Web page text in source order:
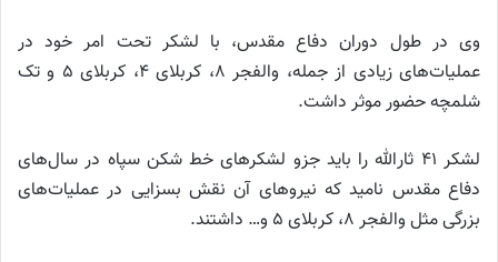
وی در طول دوران دفاع مقدس، با لشکر تحت امر خود در
عملیات‌های زیادی از جمله، والفجر ۸، کربلای ۴، کربلای ۵ و تک
شلمچه حضور موثر داشت.
لشکر ۴۱ ثارالله را باید جزو لشکر‌های خط شکن سپاه در سال‌های
دفاع مقدس نامید که نیرو‌های آن نقش بسزایی در عملیات‌های
بزرگی مثل والفجر ۸، کربلای ۵ و… داشتند.